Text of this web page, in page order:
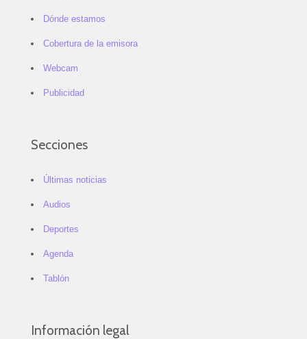
Dónde estamos
Cobertura de la emisora
Webcam
Publicidad
Secciones
Últimas noticias
Audios
Deportes
Agenda
Tablón
Información legal